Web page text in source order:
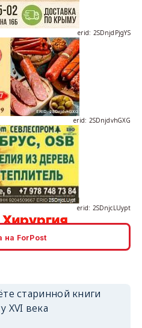
erid: 2SDnjdvhGXG
на ForPost
старинной книги
XVI века